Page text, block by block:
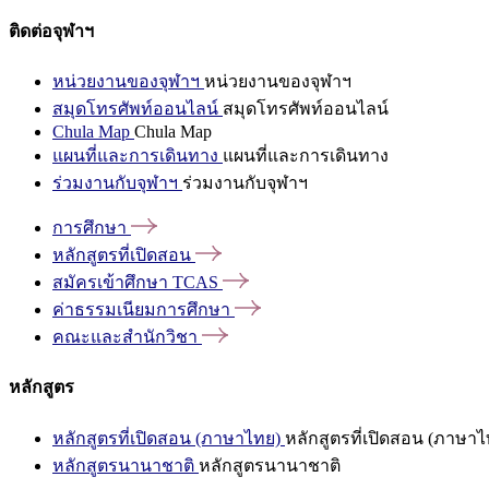
ติดต่อจุฬาฯ
หน่วยงานของจุฬาฯ หน่วยงานของจุฬาฯ
สมุดโทรศัพท์ออนไลน์ สมุดโทรศัพท์ออนไลน์
Chula Map Chula Map
แผนที่และการเดินทาง แผนที่และการเดินทาง
ร่วมงานกับจุฬาฯ ร่วมงานกับจุฬาฯ
การศึกษา
หลักสูตรที่เปิดสอน
สมัครเข้าศึกษา TCAS
ค่าธรรมเนียมการศึกษา
คณะและสำนักวิชา
หลักสูตร
หลักสูตรที่เปิดสอน (ภาษาไทย) หลักสูตรที่เปิดสอน (ภาษาไ
หลักสูตรนานาชาติ หลักสูตรนานาชาติ